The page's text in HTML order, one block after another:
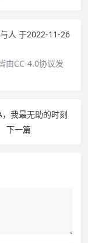
人 于2022-11-26
由CC-4.0协议发
我最无助的时刻
下一篇